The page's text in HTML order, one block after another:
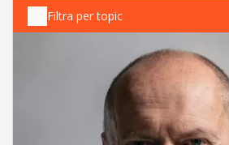
Filtra per topic